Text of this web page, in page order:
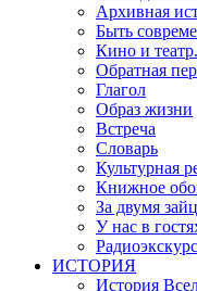
Архивная
Быть
Кино и
Обратная
Глагол
Образ жизни
Встреча
Словарь
Культурная
Книжное
За двумя
У нас в
ИСТОРИЯ
История